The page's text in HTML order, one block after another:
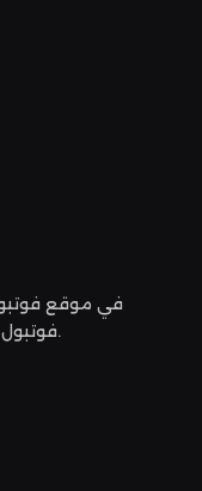
في موقع
فوتبول مانجر من نصائح كروية وتكتيكات عصرية.